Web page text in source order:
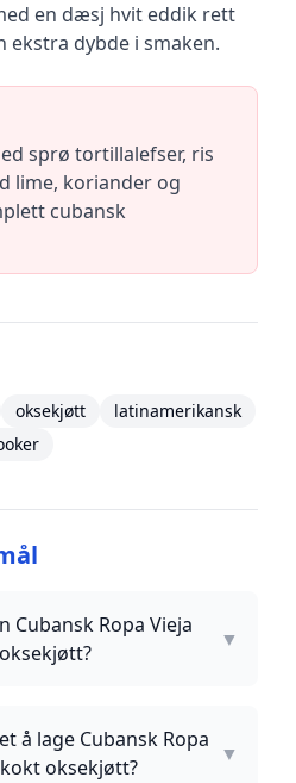
en dæsj hvit eddik rett
dybde i smaken.
sprø tortillalefser, ris
lime, koriander og
cubansk
oksekjøtt
latinamerikansk
Cubansk Ropa Vieja
▼
å lage Cubansk Ropa
oksekjøtt?
▼